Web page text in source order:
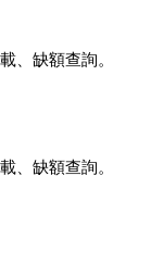
、缺額查詢。
、缺額查詢。